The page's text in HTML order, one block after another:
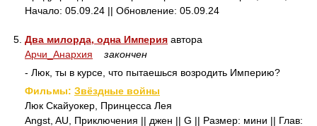
Начало: 05.09.24 || Обновление: 05.09.24
5. Два милорда, одна Империя автора
Арчи_Анархия
закончен
- Люк, ты в курсе, что пытаешься возродить Империю?
Фильмы: Звёздные войны
Люк Скайуокер, Принцесса Лея
Angst, AU, Приключения || джен || G || Размер: мини || Глав: